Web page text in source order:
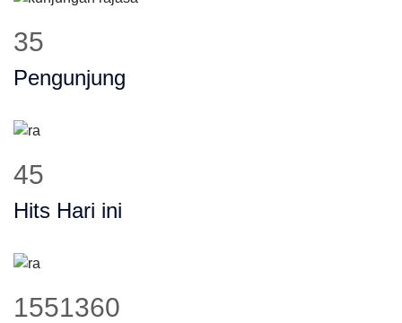
44
Pengunjung
58
Hits Hari ini
1978716